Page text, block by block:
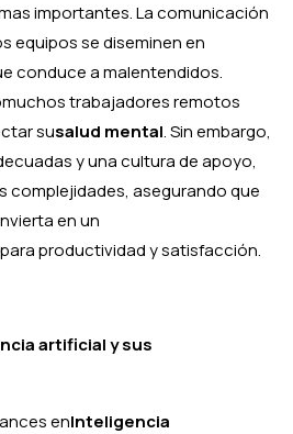
importantes. La comunicación
equipos se diseminen en
conduce a malentendidos.
muchos trabajadores remotos
susalud mental. Sin embargo,
y una cultura de apoyo,
complejidades, asegurando que
en un
para productividad y satisfacción.
artificial y sus
enInteligencia